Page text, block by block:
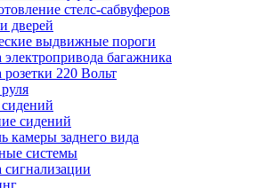
стелс-сабвуферов
дверей
выдвижные пороги
электропривода багажника
розетки 220 Вольт
сидений
камеры заднего вида
системы
сигнализации